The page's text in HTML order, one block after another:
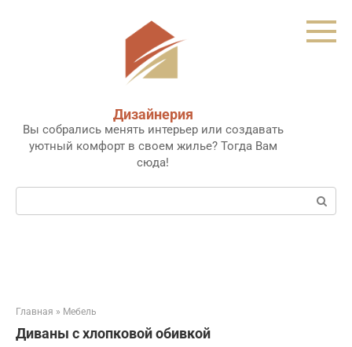
Дизайнерия
Вы собрались менять интерьер или создавать
уютный комфорт в своем жилье? Тогда Вам
сюда!
Поиск:
Главная » Мебель
Диваны с хлопковой обивкой